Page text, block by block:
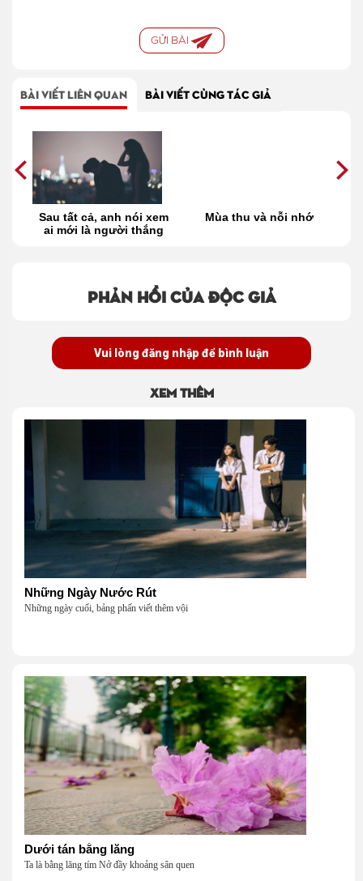
GỬI BÀI
BÀI VIẾT LIÊN QUAN BÀI VIẾT CÙNG TÁC GIẢ
Sau tất cả, anh nói xem
ai mới là người thắng
Mùa thu và nỗi nhớ
Phản hồi của độc giả
Vui lòng đăng nhập để bình luận
Xem thêm
Những Ngày Nước Rút
Những ngày cuối, bảng phấn viết thêm vội
Dưới tán bằng lăng
Ta là bằng lăng tím Nở đầy khoảng sân quen